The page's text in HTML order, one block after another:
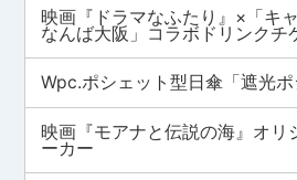
映画『ドラマなふたり』×「キ
なんば大阪」コラボドリンクチ
Wpc.ポシェット型日傘「遮光
映画『モアナと伝説の海』オリ
ーカー